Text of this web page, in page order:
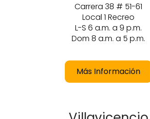
Carrera 38 # 51-61
Local 1 Recreo
L-S 6 a.m. a 9 p.m.
Dom 8 a.m. a 5 p.m.
Más Información